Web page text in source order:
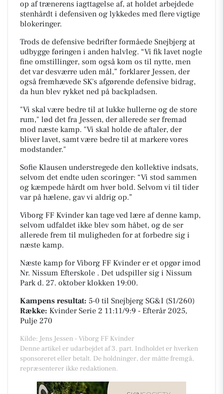
op af trænerens iagttagelse af, at holdet arbejdede
stenhårdt i defensiven og lykkedes med flere vigtige
blokeringer.
Trods de defensive bedrifter formåede Snejbjerg at
udbygge føringen i anden halvleg. “Vi fik lavet nogle
fine omstillinger, som også kom os til nytte, men
det var desværre uden mål,” forklarer Jessen, der
også fremhævede SK's afgørende defensive bidrag,
da hun blev rykket ned på backpladsen.
"Vi skal være bedre til at lukke hullerne og de store
rum," lød det fra Jessen, der allerede ser fremad
mod næste kamp. "Vi skal holde de aftaler, der
bliver lavet, samt være bedre til at markere vores
modstander."
Sofie Klausen understregede den kollektive indsats,
selvom det endte uden scoringer: “Vi stod sammen
og kæmpede hårdt om hver bold. Selvom vi til tider
var på hælene, gav vi aldrig op.”
Viborg FF Kvinder kan tage ved lære af denne kamp,
selvom udfaldet ikke blev som håbet, og de ser
allerede frem til muligheden for at forbedre sig i
næste kamp.
Næste kamp for Viborg FF Kvinder er et opgør imod
Nr. Nissum Efterskole . Det udspiller sig i Nissum
Parkd. 27. oktober klokken 19:00.
Kampens resultat: 5-0 til Snejbjerg SG&I (S1/260)
Række: Kvinder Serie 2 11:11/9:9 - Efterår 2025,
Pulje 270
Kilde: Jens Jessen - Viborg FF Kvinder
Denne artikel er udarbejdet af 3. part. Indholdet er hverken
sponsoreret eller betalt. De holdninger, der måtte fremgå,
repræsenterer ikke redaktionen.